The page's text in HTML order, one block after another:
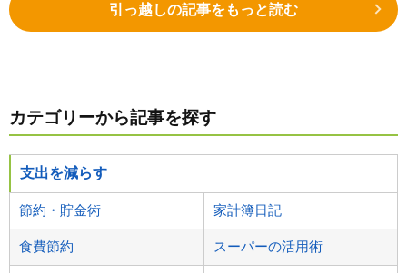
引っ越しの記事をもっと読む
カテゴリーから記事を探す
支出を減らす
節約・貯金術 家計簿日記
食費節約 スーパーの活用術